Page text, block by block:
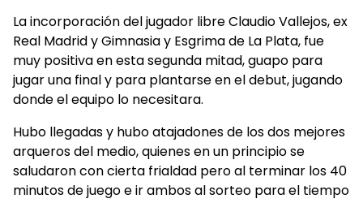
La incorporación del jugador libre Claudio Vallejos, ex
Real Madrid y Gimnasia y Esgrima de La Plata, fue
muy positiva en esta segunda mitad, guapo para
jugar una final y para plantarse en el debut, jugando
donde el equipo lo necesitara.
Hubo llegadas y hubo atajadones de los dos mejores
arqueros del medio, quienes en un principio se
saludaron con cierta frialdad pero al terminar los 40
minutos de juego e ir ambos al sorteo para el tiempo